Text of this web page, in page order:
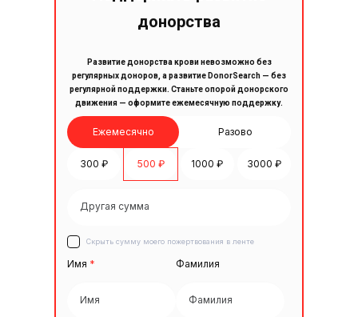
донорства
Развитие донорства крови невозможно без
регулярных доноров, а развитие DonorSearch — без
регулярной поддержки. Станьте опорой донорского
движения — оформите ежемесячную поддержку.
Ежемесячно Разово
300 ₽ 500 ₽ 1000 ₽ 3000 ₽
Скрыть сумму моего пожертвования в ленте
Имя * Фамилия